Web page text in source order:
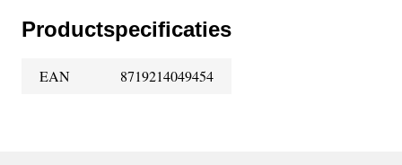
Productspecificaties
EAN 8719214049454